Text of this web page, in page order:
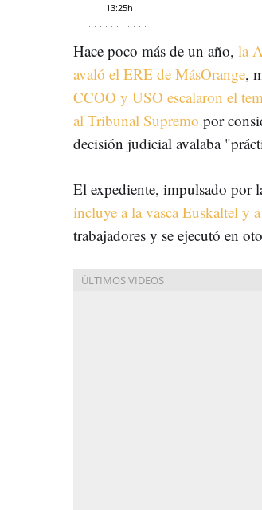
13:25h
Hace poco más de un año, la
avaló el ERE de MásOrange,
CCOO y USO escalaron el
al Tribunal Supremo por
decisión judicial avalaba
El expediente, impulsado por
incluye a la vasca Euskaltel y
trabajadores y se ejecutó en